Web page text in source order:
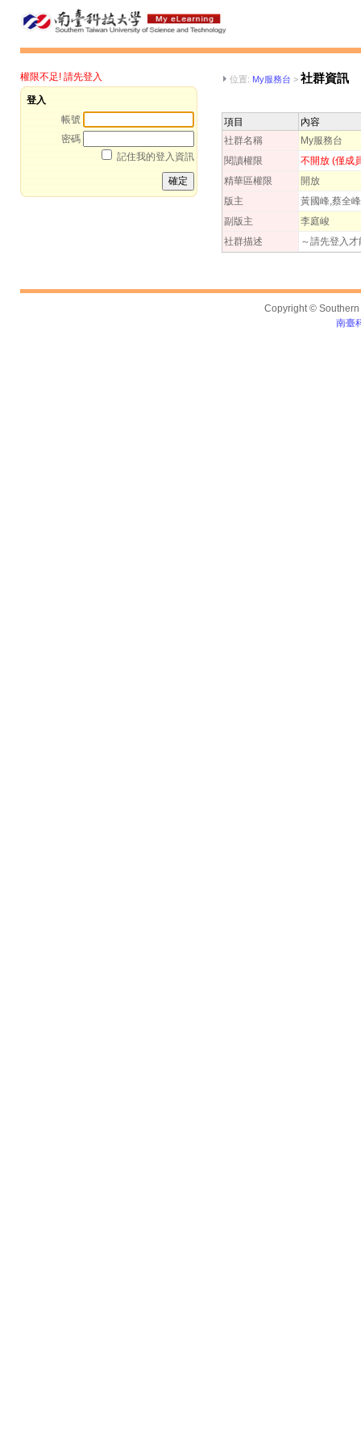
權限不足! 請先登入
登入
帳號
密碼
記住我的登入資訊
位置: My服務台 > 社群資訊
項目
內容
社群名稱
My服務台
閱讀權限
不開放 (僅成
精華區權限
開放
版主
黃國峰,蔡全
副版主
李庭峻
社群描述
～請先登入
Copyright © Southern
南臺